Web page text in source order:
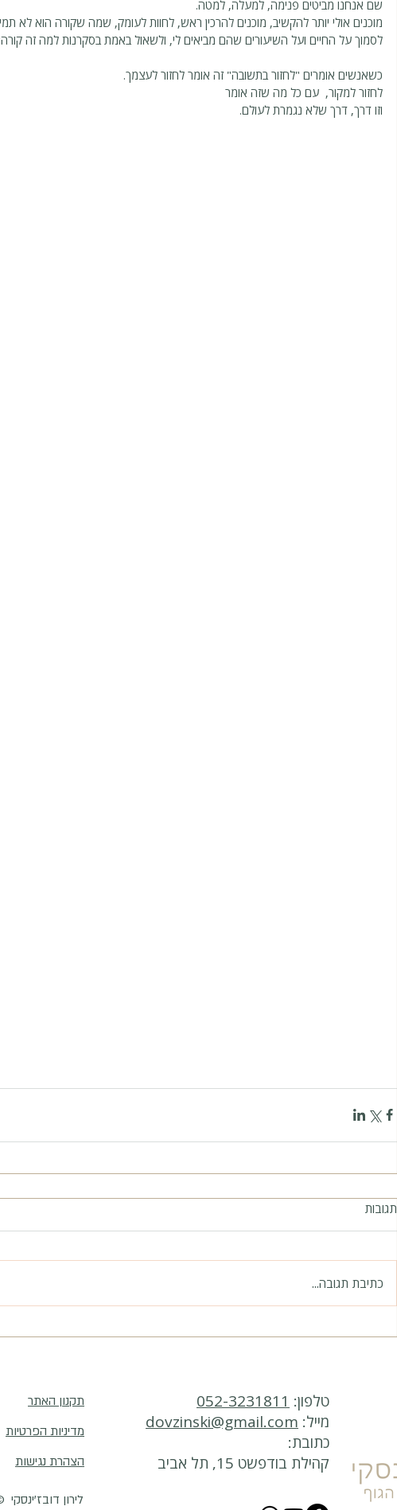
שם אנחנו מביטים פנימה, למעלה, למטה.
מוכנים אולי יותר להקשיב, מוכנים להרכין ראש, לחוות לעומק, שמה שקורה הוא לא
לסמוך על החיים ועל השיעורים שהם מביאים לי, ולשאול באמת בסקרנות למה זה
כשאנשים אומרים "לחזור בתשובה" זה אומר לחזור לעצמך.
לחזור למקור,  עם כל מה שזה אומר
וזו דרך, דרך שלא נגמרת לעולם.
תגובות
כתיבת תגובה...
טלפון: 052-3231811
מייל: dovzinski@gmail.com
כתובת:
קהילת בודפשט 15, תל אביב
תקנון האתר
מדיניות הפרטיות
הצהרת נגישות
לירון